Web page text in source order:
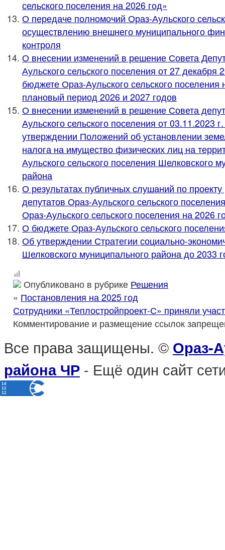
сельского поселения на 2026 год»
О передаче полномочий Ораз-Аульского
осуществлению внешнего муниципального
контроля
О внесении изменений в решение Совета
Аульского сельского поселения от 27
бюджете Ораз-Аульского сельского поселения
плановый период 2026 и 2027 годов
О внесении изменений в решение Совета
Аульского сельского поселения от 03.11.2023
утверждении Положений об установлении
налога на имущество физических лиц на
Аульского сельского поселения Шелковского
района
О результатах публичных слушаний по
депутатов Ораз-Аульского сельского
Ораз-Аульского сельского поселения на 2026
О бюджете Ораз-Аульского сельского
Об утверждении Стратегии социально-
Шелковского муниципального района до 2033
Опубликовано в рубрике Решения
« Постановления на 2025 год
Сотрудники «Теплостройпроект-С» приняли
Комментирование и размещение ссылок
Все права защищены. © Ораз-
района ЧР - Ещё один сайт